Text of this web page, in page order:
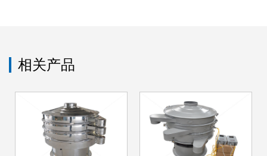
相关产品